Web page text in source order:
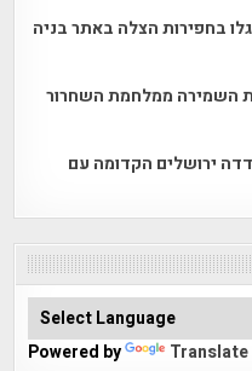
בנות 4,000 שנה התגלו בחפירות הצלה באתר בניה
השמירה ממלחמת השחרור
ירושלים הקדומה עם
Powered by Translate